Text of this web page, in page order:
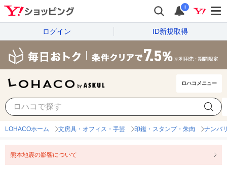
i
ログイン ID新規取得
ロハコメニュー
LOHACOホーム 文房具・オフィス・手芸 印鑑・スタンプ・朱肉 ナンバ
熊本地震の影響について